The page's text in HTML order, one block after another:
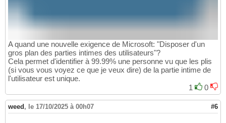
A quand une nouvelle exigence de Microsoft: "Disposer d'un
gros plan des parties intimes des utilisateurs"?
Cela permet d'identifier à 99.99% une personne vu que les plis
(si vous vous voyez ce que je veux dire) de la partie intime de
l'utilisateur est unique.
1
0
weed , le 17/10/2025 à 00h07 #6